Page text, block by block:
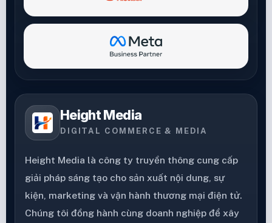
Height Media
DIGITAL COMMERCE & MEDIA
Height Media là công ty truyền thông cung cấp
giải pháp sáng tạo cho sản xuất nội dung, sự
kiện, marketing và vận hành thương mại điện tử.
Chúng tôi đồng hành cùng doanh nghiệp để xây